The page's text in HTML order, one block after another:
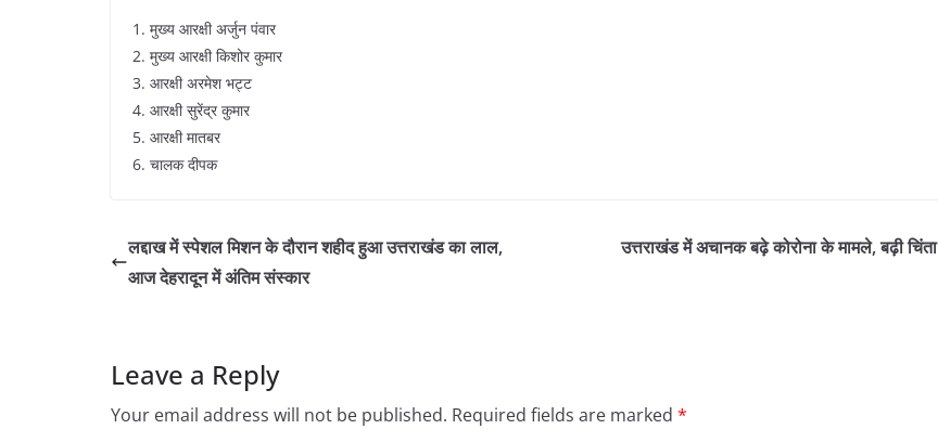
1. मुख्य आरक्षी अर्जुन पंवार
2. मुख्य आरक्षी किशोर कुमार
3. आरक्षी अरमेश भट्ट
4. आरक्षी सुरेंद्र कुमार
5. आरक्षी मातबर
6. चालक दीपक
लद्दाख में स्पेशल मिशन के दौरान शहीद हुआ उत्तराखंड का लाल,
आज देहरादून में अंतिम संस्कार
उत्तराखंड में अचानक बढ़े कोरोना के मामले, बढ़ी चिंता
Leave a Reply
Your email address will not be published. Required fields are marked *